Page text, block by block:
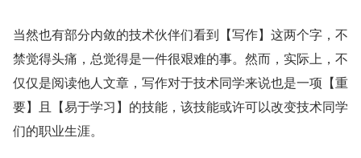
当然也有部分内敛的技术伙伴们看到【写作】这两个字，不
禁觉得头痛，总觉得是一件很艰难的事。然而，实际上，不
仅仅是阅读他人文章，写作对于技术同学来说也是一项【重
要】且【易于学习】的技能，该技能或许可以改变技术同学
们的职业生涯。